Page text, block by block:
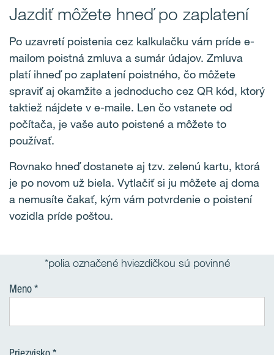
Jazdiť môžete hneď po zaplatení
Po uzavretí poistenia cez kalkulačku vám príde e-
mailom poistná zmluva a sumár údajov. Zmluva
platí ihneď po zaplatení poistného, čo môžete
spraviť aj okamžite a jednoducho cez QR kód, ktorý
taktiež nájdete v e-maile. Len čo vstanete od
počítača, je vaše auto poistené a môžete to
používať.
Rovnako hneď dostanete aj tzv. zelenú kartu, ktorá
je po novom už biela. Vytlačiť si ju môžete aj doma
a nemusíte čakať, kým vám potvrdenie o poistení
vozidla príde poštou.
*polia označené hviezdičkou sú povinné
Meno